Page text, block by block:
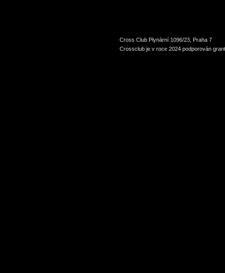
Cross Club Plynární 1096/23, Praha 7
Crossclub je v roce 2024 podporován